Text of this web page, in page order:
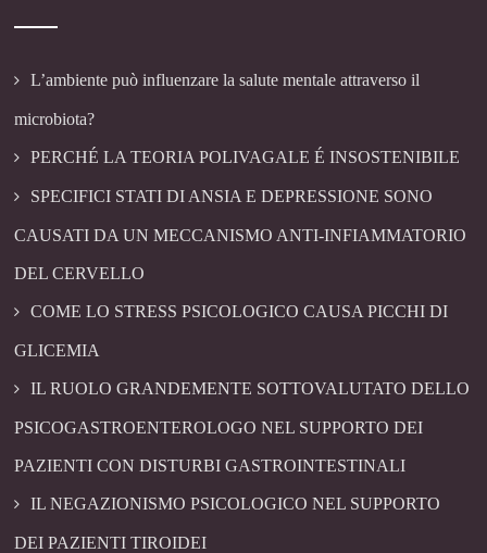
L’ambiente può influenzare la salute mentale attraverso il
microbiota?
PERCHÉ LA TEORIA POLIVAGALE É INSOSTENIBILE
SPECIFICI STATI DI ANSIA E DEPRESSIONE SONO
CAUSATI DA UN MECCANISMO ANTI-INFIAMMATORIO
DEL CERVELLO
COME LO STRESS PSICOLOGICO CAUSA PICCHI DI
GLICEMIA
IL RUOLO GRANDEMENTE SOTTOVALUTATO DELLO
PSICOGASTROENTEROLOGO NEL SUPPORTO DEI
PAZIENTI CON DISTURBI GASTROINTESTINALI
IL NEGAZIONISMO PSICOLOGICO NEL SUPPORTO
DEI PAZIENTI TIROIDEI